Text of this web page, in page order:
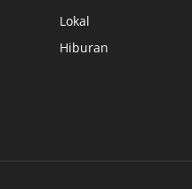
Lokal
Hiburan